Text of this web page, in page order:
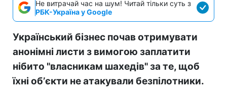
Не витрачай час на шум! Читай тільки суть з
РБК-Україна у Google
Український бізнес почав отримувати
анонімні листи з вимогою заплатити
нібито "власникам шахедів" за те, щоб
їхні обʼєкти не атакували безпілотники.